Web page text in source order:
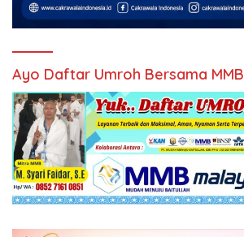
Ayo Daftar Umroh Bersama MMB